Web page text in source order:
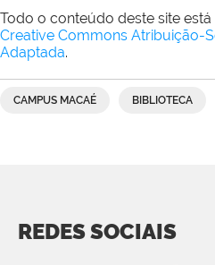
Todo o conteúdo deste site
Creative Commons Atribuição-
Adaptada.
CAMPUS MACAÉ BIBLIOTECA
REDES SOCIAIS